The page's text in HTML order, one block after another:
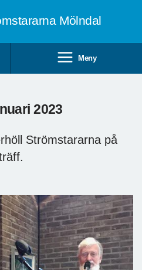
Mölndal
Meny
2023
Strömstararna på